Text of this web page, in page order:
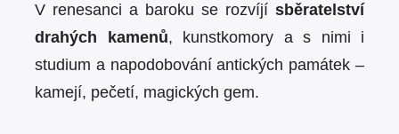
V renesanci a baroku se rozvíjí sběratelství
drahých kamenů, kunstkomory a s nimi i
studium a napodobování antických památek –
kamejí, pečetí, magických gem.